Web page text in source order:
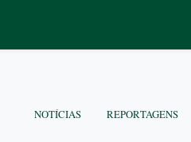
NOTÍCIAS REPORTAGENS